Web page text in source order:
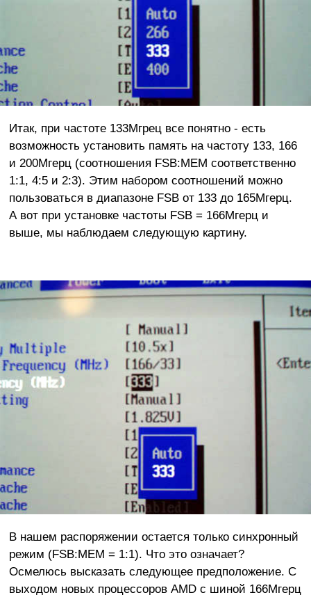
Итак, при частоте 133Мгрец все понятно - есть
возможность установить память на частоту 133, 166
и 200Мгерц (соотношения FSB:MEM соответственно
1:1, 4:5 и 2:3). Этим набором соотношений можно
пользоваться в диапазоне FSB от 133 до 165Мгерц.
А вот при установке частоты FSB = 166Мгерц и
выше, мы наблюдаем следующую картину.
В нашем распоряжении остается только синхронный
режим (FSB:MEM = 1:1). Что это означает?
Осмелюсь высказать следующее предположение. С
выходом новых процессоров AMD с шиной 166Мгерц